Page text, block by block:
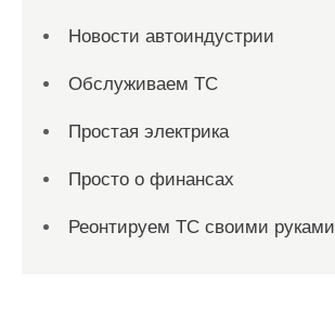
Новости автоиндустрии
Обслуживаем ТС
Простая электрика
Просто о финансах
Реонтируем ТС своими руками